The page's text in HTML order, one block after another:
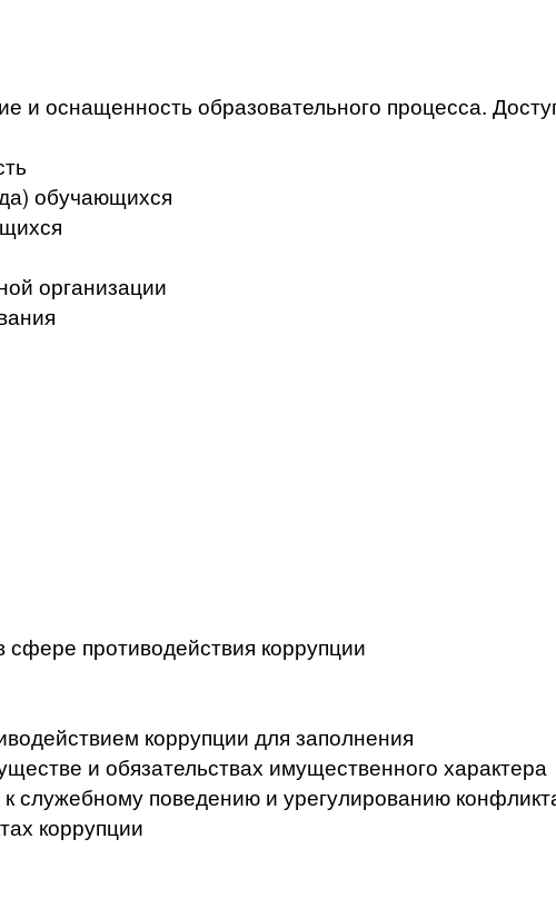
и оснащенность образовательного процесса.
обучающихся
организации
противодействия коррупции
коррупции для заполнения
и обязательствах имущественного характера
служебному поведению и урегулированию
коррупции